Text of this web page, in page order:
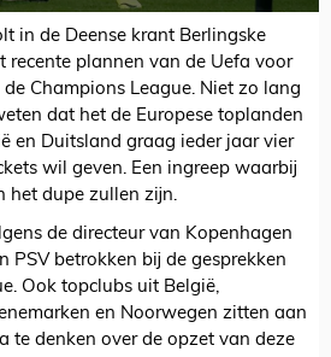
in de Deense krant Berlingske
recente plannen van de Uefa voor
Champions League. Niet zo lang
dat het de Europese toplanden
en Duitsland graag ieder jaar vier
wil geven. Een ingreep waarbij
het dupe zullen zijn.
de directeur van Kopenhagen
PSV betrokken bij de gesprekken
Ook topclubs uit België,
en Noorwegen zitten aan
te denken over de opzet van deze